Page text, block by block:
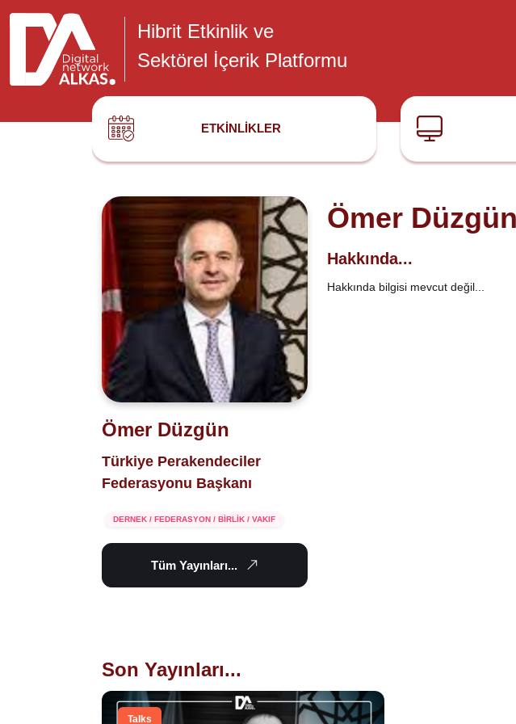
Hibrit Etkinlik ve
Sektörel İçerik Platformu
ETKINLIKLER
Ömer Düzgün
Türkiye Perakendeciler
Federasyonu Başkanı
DERNEK / FEDERASYON / BİRLİK / VAKIF
Tüm Yayınları...
Ömer Düzgün
Hakkında...
Hakkında bilgisi mevcut değil...
Son Yayınları...
Talks